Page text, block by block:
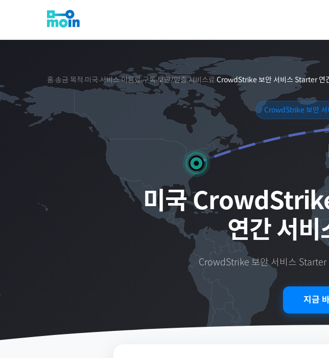
홈›송금 목적 ›미국›서비스 이용료›구독›보안/인증 서비스료›CrowdStrike 보안 서비스 Starter 연
CrowdStrike 보안 서
미국
연간 서비
CrowdStrike 보안 서비스 Starter
지금